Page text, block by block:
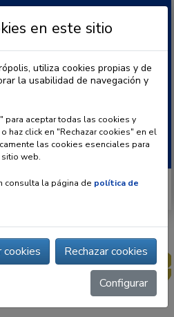
| CONTACTO
Buscar:
en este sitio
utiliza cookies propias y de
la usabilidad de navegación y
para aceptar todas las cookies y
haz click en "Rechazar cookies" en el
las cookies esenciales para
web.
consulta la página de política de
Aceptar cookies Rechazar cookies
Configurar